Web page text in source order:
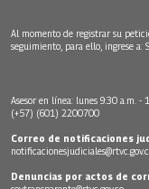
Al momento de registrar su
seguimiento, para ello, ingrese a:
Asesor en línea: lunes 9:30 a.m. -
(+57) (601) 2200700
Correo de notificaciones
Denuncias por actos de